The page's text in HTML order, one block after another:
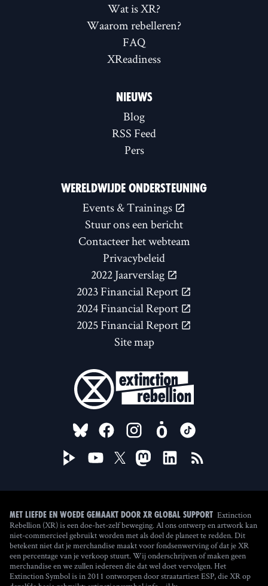
Wat is XR?
Waarom rebelleren?
FAQ
XReadiness
NIEUWS
Blog
RSS Feed
Pers
WERELDWIJDE ONDERSTEUNING
Events & Trainings
Stuur ons een bericht
Contacteer het webteam
Privacybeleid
2022 Jaarverslag
2023 Financial Report
2024 Financial Report
2025 Financial Report
Site map
FOLLOW US ON
Met liefde en woede gemaakt door XR Global Support Extinction
Rebellion (XR) is een doe-het-zelf beweging. Al ons ontwerp en artwork kan
niet-commercieel gebruikt worden met als doel de planeet te redden. Dit
betekent niet dat je merchandise maakt voor fondsenwerving of dat je XR
een percentage van je verkoop stuurt. Wij onderschrijven of maken geen
merchandise en we zullen iedereen die dat wel doet vervolgen. Het
Extinction Symbol is in 2011 ontworpen door straatartiest ESP, die XR op